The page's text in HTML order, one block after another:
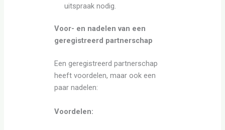
uitspraak nodig.
Voor- en nadelen van een
geregistreerd partnerschap
Een geregistreerd partnerschap
heeft voordelen, maar ook een
paar nadelen:
Voordelen: